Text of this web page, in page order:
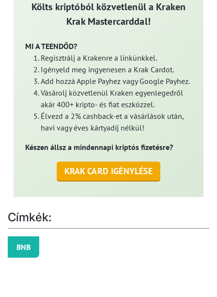
Költs kriptóból közvetlenül a Kraken
Krak Mastercarddal!
MI A TEENDŐD?
Regisztrálj a Krakenre a linkünkkel.
Igényeld meg ingyenesen a Krak Cardot.
Add hozzá Apple Payhez vagy Google Payhez.
Vásárolj közvetlenül Kraken egyenlegedről
akár 400+ kripto- és fiat eszközzel.
Élvezd a 2% cashback-et a vásárlások után,
havi vagy éves kártyadíj nélkül!
Készen állsz a mindennapi kriptós fizetésre?
KRAK CARD IGÉNYLÉSE
Címkék:
BNB